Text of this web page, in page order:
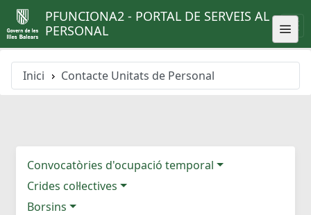
PFUNCIONA2 - PORTAL DE SERVEIS AL
PERSONAL
Inici Contacte Unitats de Personal
Convocatòries d'ocupació temporal
Crides col·lectives
Borsins